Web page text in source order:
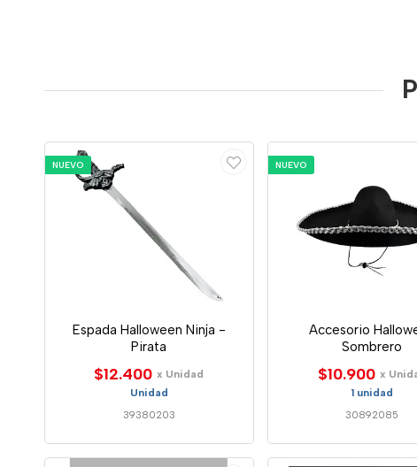
NUEVO
Espada Halloween Ninja -
Pirata
$12.400 x Unidad
Unidad
39380203
NUEVO
Accesorio
Sombrero
$10.900 x
1 unidad
30892085